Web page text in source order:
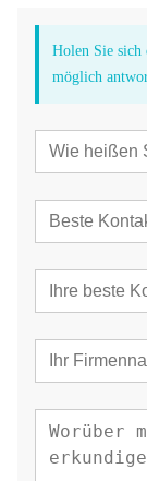
Holen Sie sich
möglich